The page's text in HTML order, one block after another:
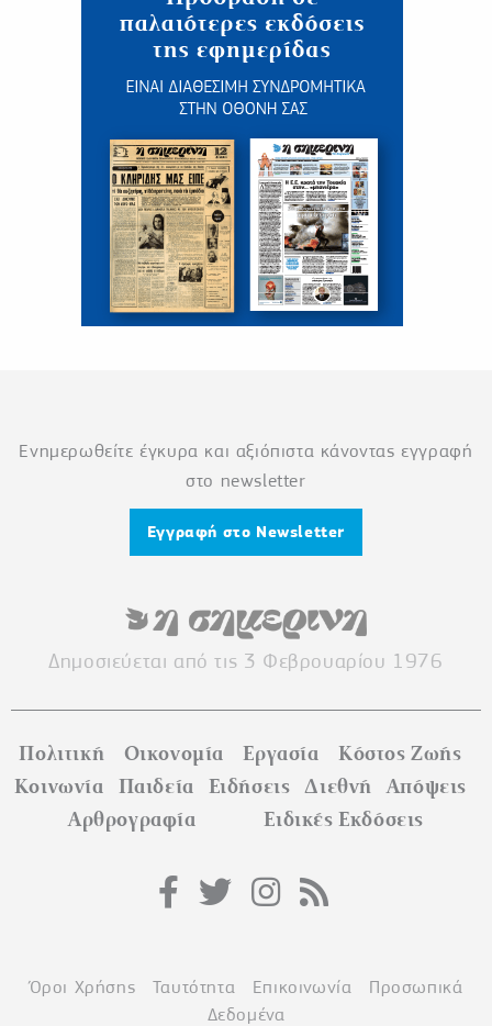
Ενημερωθείτε έγκυρα και αξιόπιστα κάνοντας εγγραφή
στο newsletter
Εγγραφή στο Newsletter
Δημοσιεύεται από τις 3 Φεβρουαρίου 1976
Πολιτική Οικονομία Εργασία
Κόστος Ζωής
Κοινωνία
Παιδεία Ειδήσεις Διεθνή
Απόψεις
Αρθρογραφία
Ειδικές Εκδόσεις
Όροι Χρήσης Ταυτότητα Επικοινωνία
Προσωπικά
Δεδομένα